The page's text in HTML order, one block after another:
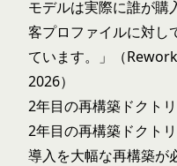
モデルは実際に誰が購
客プロファイルに対し
ています。」（
2026）
2年目の再構築ドクト
2年目の再構築ドクト
導入を大幅な再構築が